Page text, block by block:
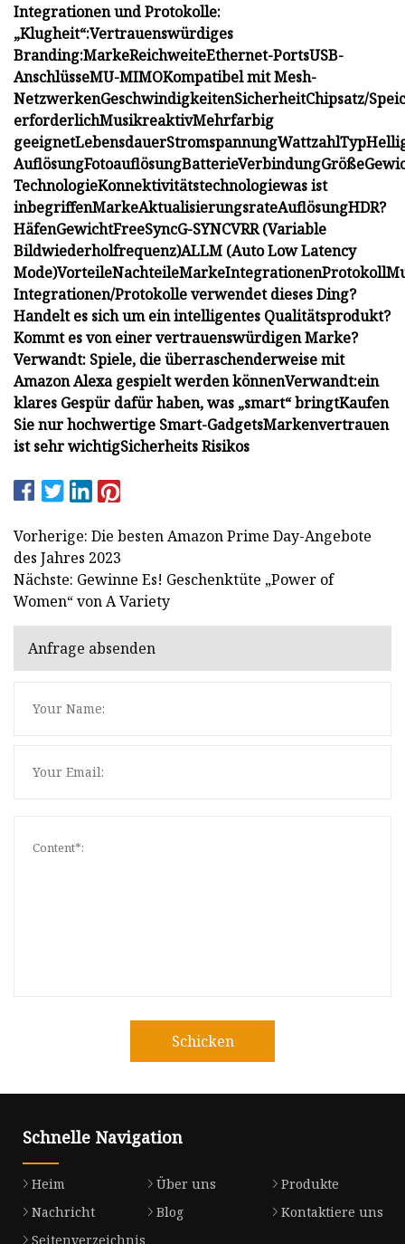
Integrationen und Protokolle:
„Klugheit“:Vertrauenswürdiges
Branding:MarkeReichweiteEthernet-PortsUSB-
AnschlüsseMU-MIMOKompatibel mit Mesh-
NetzwerkenGeschwindigkeitenSicherheitChipsatz/
erforderlichMusikreaktivMehrfarbig
geeignetLebensdauerStromspannungWattzahlTyp
AuflösungFotoauflösungBatterieVerbindungGröße
TechnologieKonnektivitätstechnologiewas ist
inbegriffenMarkeAktualisierungsrateAuflösungHDR?
HäfenGewichtFreeSyncG-SYNCVRR (Variable
Bildwiederholfrequenz)ALLM (Auto Low Latency
Mode)VorteileNachteileMarkeIntegrationenProtokoll
Integrationen/Protokolle verwendet dieses Ding?
Handelt es sich um ein intelligentes Qualitätsprodukt?
Kommt es von einer vertrauenswürdigen Marke?
Verwandt: Spiele, die überraschenderweise mit
Amazon Alexa gespielt werden könnenVerwandt:ein
klares Gespür dafür haben, was „smart“ bringtKaufen
Sie nur hochwertige Smart-GadgetsMarkenvertrauen
ist sehr wichtigSicherheits Risikos
Vorherige: Die besten Amazon Prime Day-Angebote
des Jahres 2023
Nächste: Gewinne Es! Geschenktüte „Power of
Women“ von A Variety
Anfrage absenden
Schicken
Schnelle Navigation
Heim Über uns
Produkte
Nachricht
Blog
Kontaktiere uns
Seitenverzeichnis